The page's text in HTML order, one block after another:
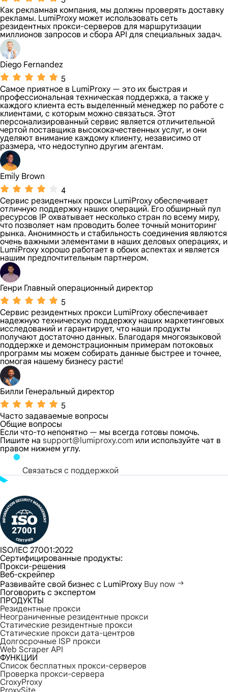
Как рекламная компания, мы должны проверять доставку
рекламы. LumiProxy может использовать сеть
резидентных прокси-серверов для маршрутизации
миллионов запросов и сбора API для специальных задач.
Diego Fernandez
5
Самое приятное в LumiProxy — это их быстрая и
профессиональная техническая поддержка, а также у
каждого клиента есть выделенный менеджер по работе с
клиентами, с которым можно связаться. Этот
персонализированный сервис является отличительной
чертой поставщика высококачественных услуг, и они
уделяют внимание каждому клиенту, независимо от
размера, что недоступно другим агентам.
Emily Brown
4
Сервис резидентных прокси LumiProxy обеспечивает
отличную поддержку наших операций. Его обширный пул
ресурсов IP охватывает несколько стран по всему миру,
что позволяет нам проводить более точный мониторинг
рынка. Анонимность и стабильность соединения являются
очень важными элементами в наших деловых операциях, и
LumiProxy хорошо работает в обоих аспектах и ​​является
нашим предпочтительным партнером.
Генри Главный операционный директор
5
Сервис резидентных прокси LumiProxy обеспечивает
надежную техническую поддержку наших маркетинговых
исследований и гарантирует, что наши продукты
получают достаточно данных. Благодаря многоязыковой
поддержке и демонстрационным примерам потоковых
программ мы можем собирать данные быстрее и точнее,
помогая нашему бизнесу расти!
Билли Генеральный директор
5
Часто задаваемые вопросы
Общие вопросы
Если что-то непонятно — мы всегда готовы помочь.
Пишите на support@lumiproxy.com или используйте чат в
правом нижнем углу.
Связаться с поддержкой
ISO/IEC 27001:2022
Сертифицированные продукты:
Прокси-решения
Веб-скрейпер
Развивайте свой бизнес с LumiProxy Buy now
Поговорить с экспертом
ПРОДУКТЫ
Резидентные прокси
Неограниченные резидентные прокси
Статические резидентные прокси
Статические прокси дата-центров
Долгосрочные ISP прокси
Web Scraper API
ФУНКЦИИ
Список бесплатных прокси-серверов
Проверка прокси-сервера
CroxyProxy